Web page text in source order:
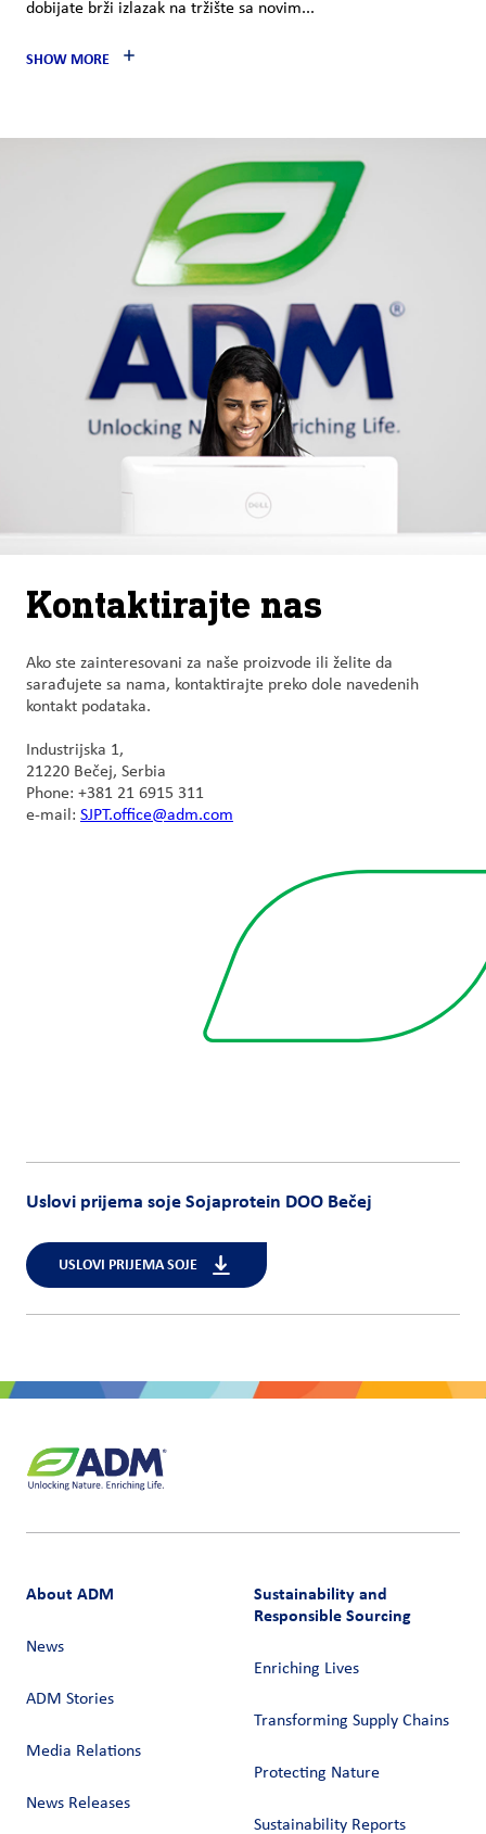
dobijate brži izlazak na tržište sa novim...
SHOW MORE
Kontaktirajte nas
Ako ste zainteresovani za naše proizvode ili želite da
sarađujete sa nama, kontaktirajte preko dole navedenih
kontakt podataka.
Industrijska 1,
21220 Bečej, Serbia
Phone: +381 21 6915 311
e-mail: SJPT.office@adm.com
Uslovi prijema soje Sojaprotein DOO Bečej
USLOVI PRIJEMA SOJE
About ADM
News
ADM Stories
Media Relations
News Releases
Sustainability and
Responsible Sourcing
Enriching Lives
Transforming Supply Chains​
Protecting Nature
Sustainability Reports